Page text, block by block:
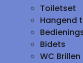
Toiletset
Hangend
Bidets
WC Brillen